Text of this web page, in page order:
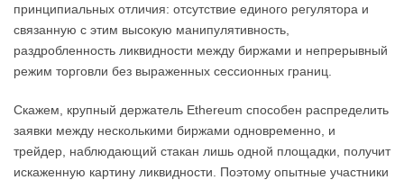
принципиальных отличия: отсутствие единого регулятора и
связанную с этим высокую манипулятивность,
раздробленность ликвидности между биржами и непрерывный
режим торговли без выраженных сессионных границ.
Скажем, крупный держатель Ethereum способен распределить
заявки между несколькими биржами одновременно, и
трейдер, наблюдающий стакан лишь одной площадки, получит
искаженную картину ликвидности. Поэтому опытные участники